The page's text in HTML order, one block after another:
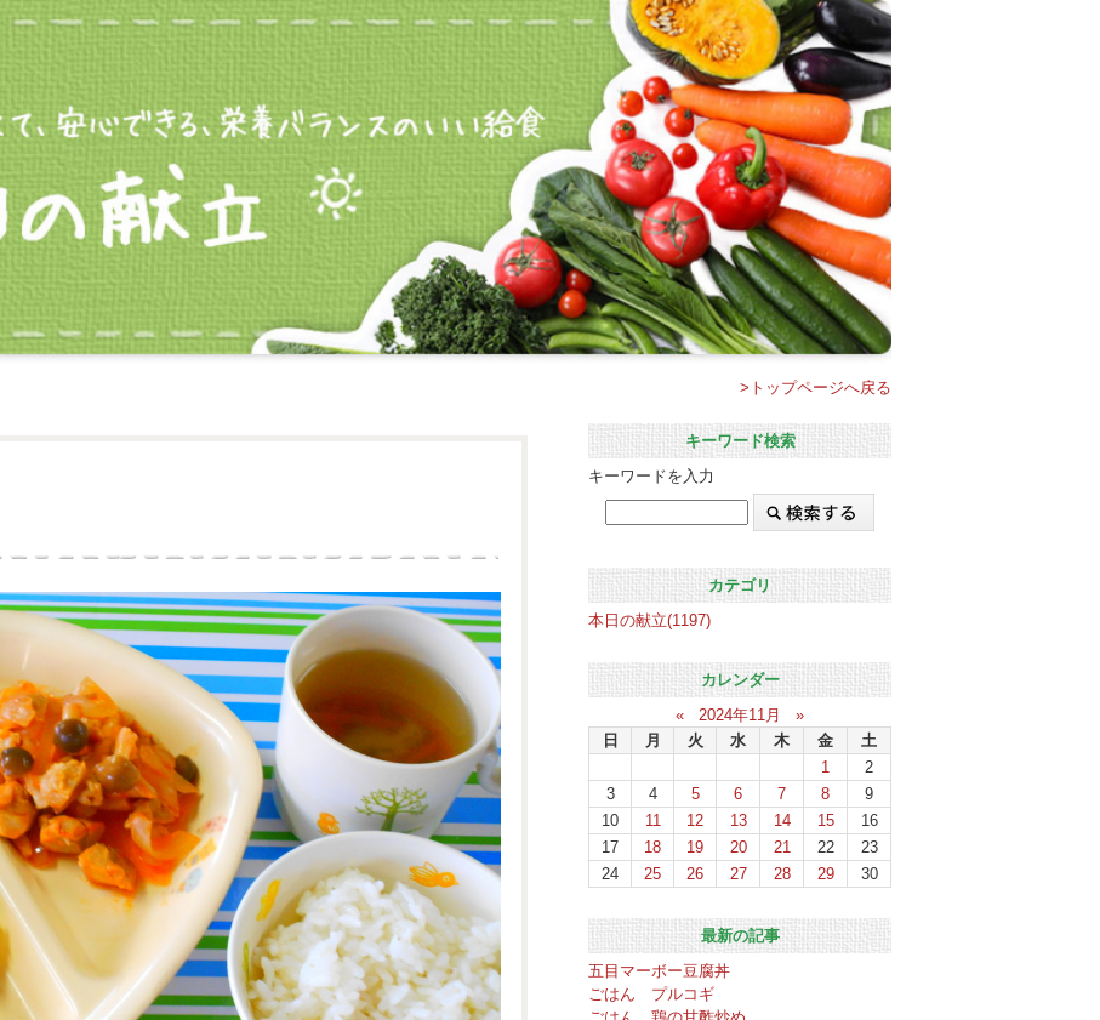
>トップページへ戻る
キーワード検索
キーワードを入力
カテゴリ
本日の献立(1197)
カレンダー
«
2024年11月
»
日
月 火 水 木 金
土
1
2
3
4 5 6 7 8
9
10
11 12 13 14 15
16
17
18 19 20 21 22
23
24
25 26 27 28 29 30
最新の記事
五目マーボー豆腐丼
ごはん プルコギ